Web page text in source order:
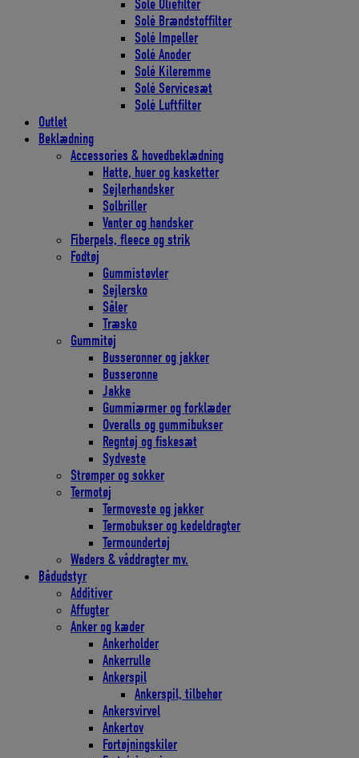
Solé Oliefilter
Solé Brændstoffilter
Solé Impeller
Solé Anoder
Solé Kileremme
Solé Servicesæt
Solé Luftfilter
Outlet
Beklædning
Accessories & hovedbeklædning
Hatte, huer og kasketter
Sejlerhandsker
Solbriller
Vanter og handsker
Fiberpels, fleece og strik
Fodtøj
Gummistøvler
Sejlersko
Såler
Træsko
Gummitøj
Busseronner og jakker
Busseronne
Jakke
Gummiærmer og forklæder
Overalls og gummibukser
Regntøj og fiskesæt
Sydveste
Strømper og sokker
Termotøj
Termoveste og jakker
Termobukser og kedeldragter
Termoundertøj
Waders & våddragter mv.
Bådudstyr
Additiver
Affugter
Anker og kæder
Ankerholder
Ankerrulle
Ankerspil
Ankerspil, tilbehør
Ankersvirvel
Ankertov
Fortøjningskiler